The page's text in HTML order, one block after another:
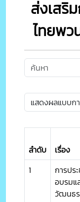
ส่งเสริ
ไทยพ
ลำดับ เรื่อง
1
การปร
อบรมแ
วัฒนธ